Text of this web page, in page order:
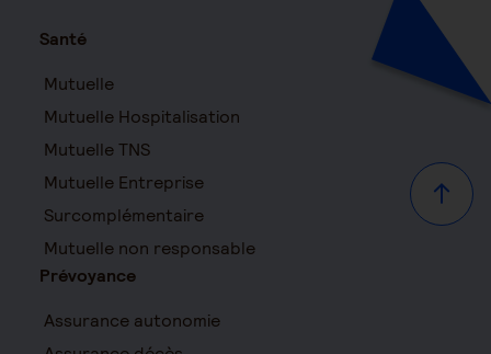
Haut
Santé
Mutuelle
Mutuelle Hospitalisation
Mutuelle TNS
Mutuelle Entreprise
Surcomplémentaire
Mutuelle non responsable
Prévoyance
Assurance autonomie